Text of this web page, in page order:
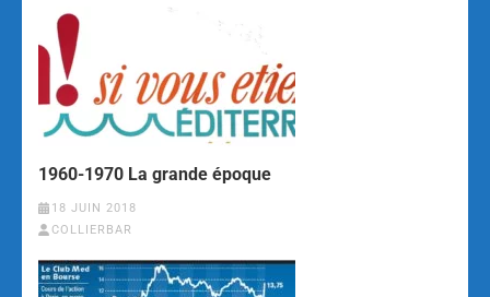
1960-1970 La grande époque
18 JUIN 2018
COLLIERBAR